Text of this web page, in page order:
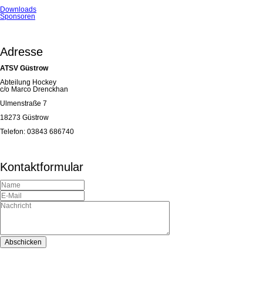
Downloads
Sponsoren
Adresse
ATSV Güstrow
Abteilung Hockey
c/o Marco Drenckhan
Ulmenstraße 7
18273 Güstrow
Telefon: 03843 686740
Kontaktformular
Abschicken